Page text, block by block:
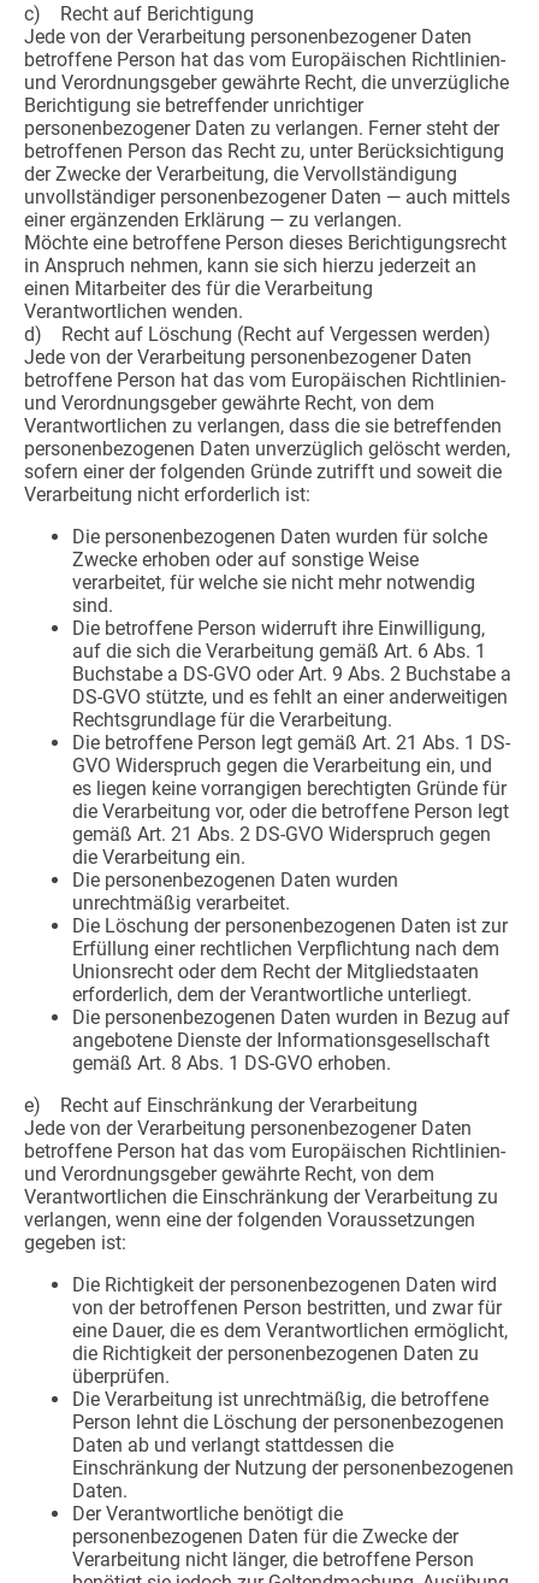
c) Recht auf Berichtigung
Jede von der Verarbeitung personenbezogener Daten
betroffene Person hat das vom Europäischen Richtlinien-
und Verordnungsgeber gewährte Recht, die unverzügliche
Berichtigung sie betreffender unrichtiger
personenbezogener Daten zu verlangen. Ferner steht der
betroffenen Person das Recht zu, unter Berücksichtigung
der Zwecke der Verarbeitung, die Vervollständigung
unvollständiger personenbezogener Daten — auch mittels
einer ergänzenden Erklärung — zu verlangen.
Möchte eine betroffene Person dieses Berichtigungsrecht
in Anspruch nehmen, kann sie sich hierzu jederzeit an
einen Mitarbeiter des für die Verarbeitung
Verantwortlichen wenden.
d) Recht auf Löschung (Recht auf Vergessen werden)
Jede von der Verarbeitung personenbezogener Daten
betroffene Person hat das vom Europäischen Richtlinien-
und Verordnungsgeber gewährte Recht, von dem
Verantwortlichen zu verlangen, dass die sie betreffenden
personenbezogenen Daten unverzüglich gelöscht werden,
sofern einer der folgenden Gründe zutrifft und soweit die
Verarbeitung nicht erforderlich ist:
Die personenbezogenen Daten wurden für solche
Zwecke erhoben oder auf sonstige Weise
verarbeitet, für welche sie nicht mehr notwendig
sind.
Die betroffene Person widerruft ihre Einwilligung,
auf die sich die Verarbeitung gemäß Art. 6 Abs. 1
Buchstabe a DS-GVO oder Art. 9 Abs. 2 Buchstabe a
DS-GVO stützte, und es fehlt an einer anderweitigen
Rechtsgrundlage für die Verarbeitung.
Die betroffene Person legt gemäß Art. 21 Abs. 1 DS-
GVO Widerspruch gegen die Verarbeitung ein, und
es liegen keine vorrangigen berechtigten Gründe für
die Verarbeitung vor, oder die betroffene Person legt
gemäß Art. 21 Abs. 2 DS-GVO Widerspruch gegen
die Verarbeitung ein.
Die personenbezogenen Daten wurden
unrechtmäßig verarbeitet.
Die Löschung der personenbezogenen Daten ist zur
Erfüllung einer rechtlichen Verpflichtung nach dem
Unionsrecht oder dem Recht der Mitgliedstaaten
erforderlich, dem der Verantwortliche unterliegt.
Die personenbezogenen Daten wurden in Bezug auf
angebotene Dienste der Informationsgesellschaft
gemäß Art. 8 Abs. 1 DS-GVO erhoben.
e) Recht auf Einschränkung der Verarbeitung
Jede von der Verarbeitung personenbezogener Daten
betroffene Person hat das vom Europäischen Richtlinien-
und Verordnungsgeber gewährte Recht, von dem
Verantwortlichen die Einschränkung der Verarbeitung zu
verlangen, wenn eine der folgenden Voraussetzungen
gegeben ist:
Die Richtigkeit der personenbezogenen Daten wird
von der betroffenen Person bestritten, und zwar für
eine Dauer, die es dem Verantwortlichen ermöglicht,
die Richtigkeit der personenbezogenen Daten zu
überprüfen.
Die Verarbeitung ist unrechtmäßig, die betroffene
Person lehnt die Löschung der personenbezogenen
Daten ab und verlangt stattdessen die
Einschränkung der Nutzung der personenbezogenen
Daten.
Der Verantwortliche benötigt die
personenbezogenen Daten für die Zwecke der
Verarbeitung nicht länger, die betroffene Person